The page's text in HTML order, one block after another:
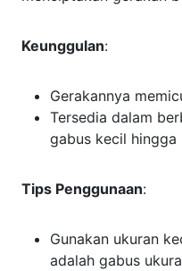
Keunggulan:
Gerakannya
Tersedia dalam
gabus kecil hingga
Tips Penggunaan:
Gunakan ukuran
adalah gabus